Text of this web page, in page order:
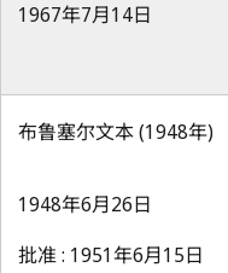
1967年7月14日
布鲁塞尔文本 (1948年)
1948年6月26日
批准 : 1951年6月15日